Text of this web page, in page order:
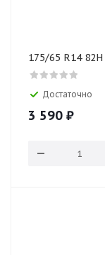
175/65 R14
Достаточно
3 590 ₽